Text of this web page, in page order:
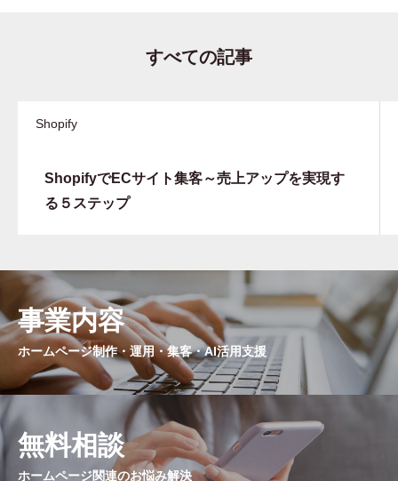
すべての記事
Shopify
ShopifyでECサイト集客～売上アップを実現す
る５ステップ
事業内容
ホームページ制作・運用・集客・AI活用支援
無料相談
ホームページ関連のお悩み解決